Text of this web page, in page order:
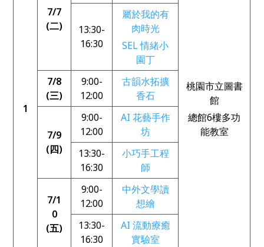
1
7/7
(二)
桃園市立圖書
館
總館6樓多功
能教室
13:30-
16:30
屬於我的有
肉時光
SEL 情緒小
園丁
7/8
(三)
9:00-
12:00
古韻水拓擴
香石
7/9
(四)
9:00-
12:00
AI 花藝手作
坊
13:30-
16:30
小巧手工程
師
7/1
0
(五)
9:00-
12:00
中外文學讀
想繪
13:30-
16:30
AI 流動療癒
實驗室